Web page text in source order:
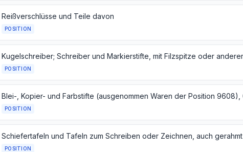
Reißverschlüsse und Teile davon
POSITION
POSITION
POSITION
Schiefertafeln und Tafeln zum Schreiben oder Zeichnen, auch gerahmt
POSITION